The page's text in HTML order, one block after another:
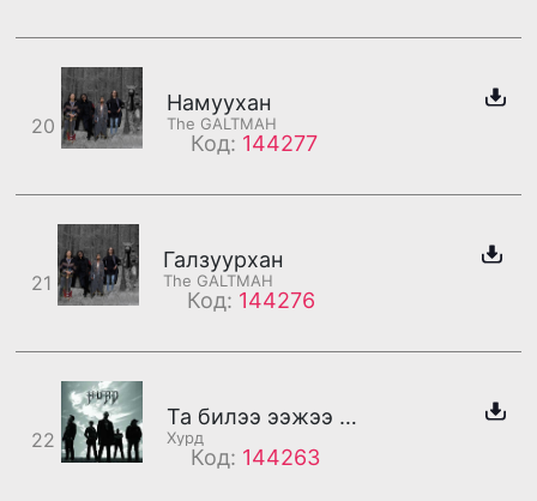
20
Намуухан
The GALTMAH
Код: 144277
21
Галзуурхан
The GALTMAH
Код: 144276
22
Та билээ ээжээ /дахилт/
Хурд
Код: 144263